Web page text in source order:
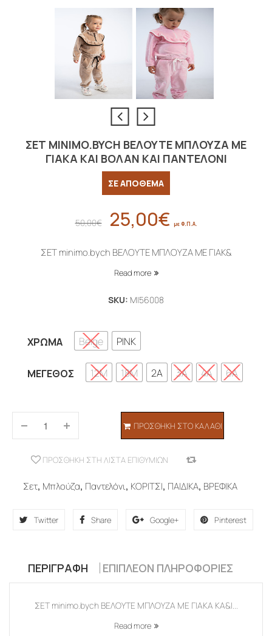
ΣΕΤ MINIMO.BYCH ΒΕΛΟΥΤΕ ΜΠΛΟΥΖΑ ΜΕ
ΓΙΑΚΑ ΚΑΙ ΒΟΛΑΝ ΚΑΙ ΠΑΝΤΕΛΟΝΙ
ΣΕ ΑΠΟΘΕΜΑ
50,00€
Original
was:
25,00€
τιμή
με Φ.Π.Α.
ΣΕΤ minimo.bych ΒΕΛΟΥΤΕ ΜΠΛΟΥΖΑ ΜΕ ΓΙΑΚ&
Read more
SKU: MI56008
ΧΡΏΜΑ Beige PINK
ΜΈΓΕΘΟΣ 12M 18M 2A 3A 4A 6A
ΠΡΟΣΘΉΚΗ ΣΤΟ ΚΑΛΆΘΙ
ΠΡΟΣΘΉΚΗ ΣΤΗ ΛΊΣΤΑ ΕΠΙΘΥΜΙΏΝ
Σετ, Μπλούζα, Παντελόνι, ΚΟΡΙΤΣΙ, ΠΑΙΔΙΚΑ, ΒΡΕΦΙΚΑ
Twitter Share Google+ Pinterest
ΠΕΡΙΓΡΑΦΉ ΕΠΙΠΛΈΟΝ ΠΛΗΡΟΦΟΡΊΕΣ
ΣΕΤ minimo.bych ΒΕΛΟΥΤΕ ΜΠΛΟΥΖΑ ΜΕ ΓΙΑΚΑ ΚΑ&I...
Read more